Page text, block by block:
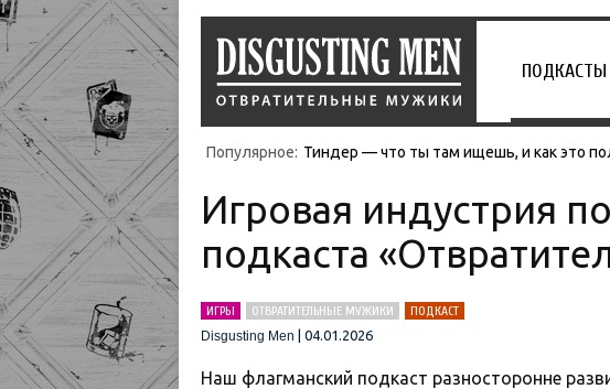
ПОДКАСТЫ
Популярное: Тиндер — что ты там ищешь, и как это
Игровая индустрия
подкаста
ИГРЫ ОТВРАТИТЕЛЬНЫЕ МУЖИКИ
ПОДКАСТ
Disgusting Men
04.01.2026
Наш флагманский подкаст разносторонне